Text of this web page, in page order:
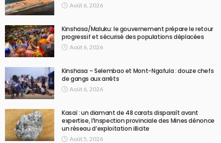
Août 6, 2026
Kinshasa/Maluku: le gouvernement prépare le retour
progressif et sécurisé des populations déplacées
Août 6, 2026
Kinshasa – Selembao et Mont-Ngafula : douze chefs
de gangs aux arrêts
Août 6, 2026
Kasaï : un diamant de 48 carats disparaît avant
expertise, l’Inspection provinciale des Mines dénonce
un réseau d’exploitation illicite
Août 5, 2026